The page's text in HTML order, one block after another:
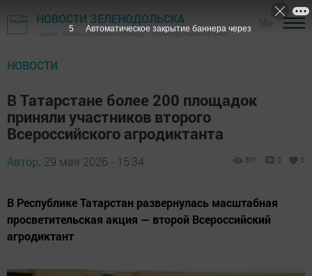
НОВОСТИ ЗЕЛЕНОДОЛЬСКА
Газета "Зеленодольская правда" - Зеленодольский район
НОВОСТИ
В Татарстане более 200 площадок
приняли участников второго
Всероссийского агродиктанта
Автор, 29 мая 2026 - 15:34 501 0 0
В Республике Татарстан развернулась масштабная
просветительская акция — второй Всероссийский
агродиктант
4 Автоматическое закрытие баннера через